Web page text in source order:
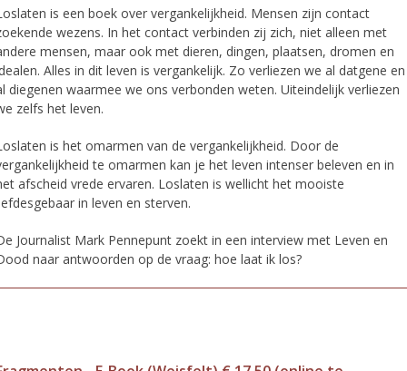
is een boek over vergankelijkheid. Mensen zijn contact
wezens. In het contact verbinden zij zich, niet alleen met
mensen, maar ook met dieren, dingen, plaatsen, dromen en
Alles in dit leven is vergankelijk. Zo verliezen we al datgene en
diegenen waarmee we ons verbonden weten. Uiteindelijk verliezen
zelfs het leven.
is het omarmen van de vergankelijkheid. Door de
te omarmen kan je het leven intenser beleven en in
afscheid vrede ervaren. Loslaten is wellicht het mooiste
in leven en sterven.
Journalist Mark Pennepunt zoekt in een interview met Leven en
naar antwoorden op de vraag: hoe laat ik los?